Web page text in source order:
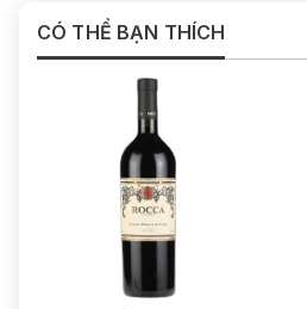
CÓ THỂ BẠN THÍCH